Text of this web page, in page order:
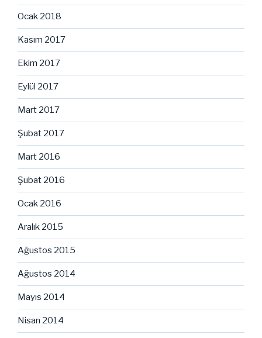
Ocak 2018
Kasım 2017
Ekim 2017
Eylül 2017
Mart 2017
Şubat 2017
Mart 2016
Şubat 2016
Ocak 2016
Aralık 2015
Ağustos 2015
Ağustos 2014
Mayıs 2014
Nisan 2014